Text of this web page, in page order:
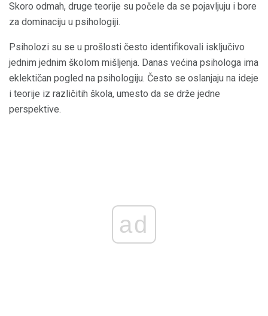
Skoro odmah, druge teorije su počele da se pojavljuju i bore
za dominaciju u psihologiji.
Psiholozi su se u prošlosti često identifikovali isključivo
jednim jednim školom mišljenja. Danas većina psihologa ima
eklektičan pogled na psihologiju. Često se oslanjaju na ideje
i teorije iz različitih škola, umesto da se drže jedne
perspektive.
ad